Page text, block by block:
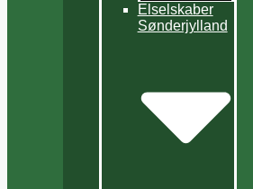
Elselskaber
Sønderjylland